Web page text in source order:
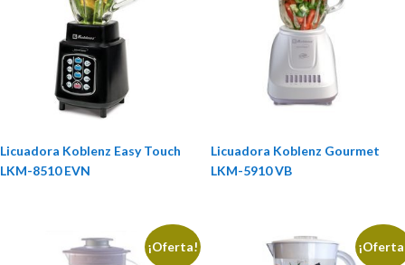
Licuadora Koblenz Easy Touch
LKM-8510 EVN
Licuadora Koblenz Gourmet
LKM-5910 VB
¡Oferta!